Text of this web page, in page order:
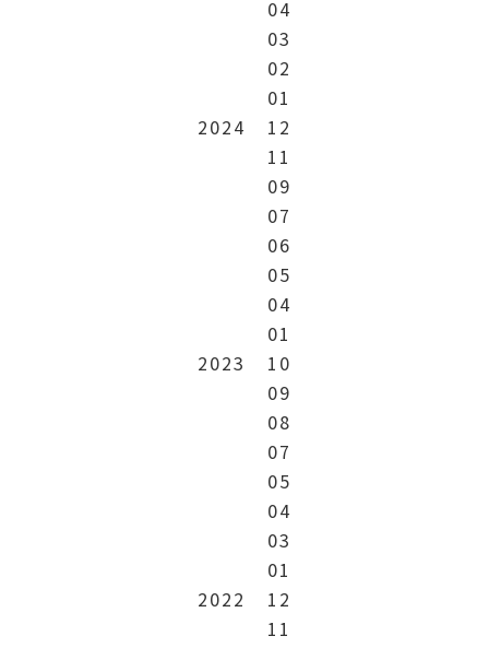
04
03
02
01
2024
12
11
09
07
06
05
04
01
2023
10
09
08
07
05
04
03
01
2022
12
11